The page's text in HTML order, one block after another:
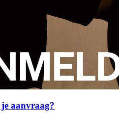
aanvraag?